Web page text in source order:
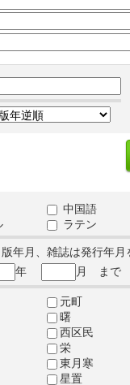
中国語
ラテン
年月、雑誌は発行年月
年 月 まで
元町
曙
西区民
栄
東月寒
星置